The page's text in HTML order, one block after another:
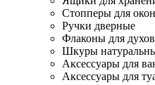
Стопперы для
Ручки дверные
Флаконы для
Шкуры
Аксессуары для
Аксессуары для